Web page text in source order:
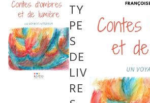
TY
PE
S
DE
LIV
RE